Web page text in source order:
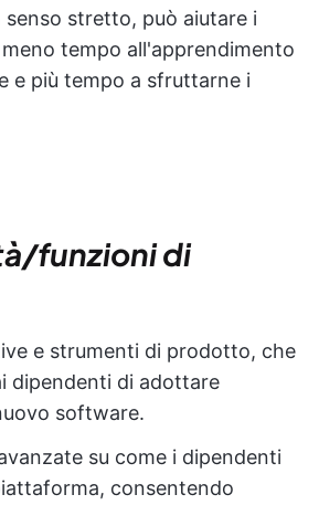
stretto, può aiutare i
tempo all'apprendimento
e più tempo a sfruttarne i
funzioni di
e strumenti di prodotto, che
dipendenti di adottare
software.
su come i dipendenti
consentendo